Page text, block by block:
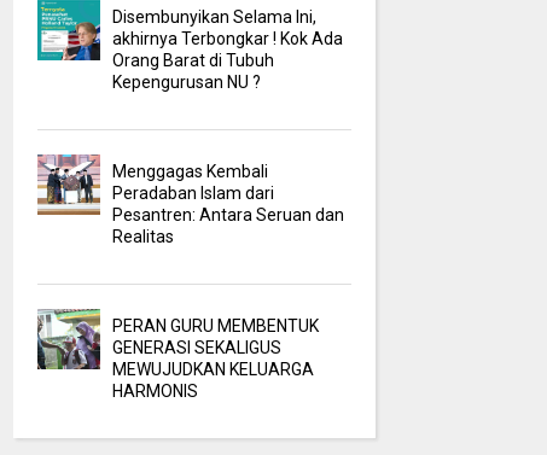
Disembunyikan Selama Ini,
akhirnya Terbongkar ! Kok Ada
Orang Barat di Tubuh
Kepengurusan NU ?
Menggagas Kembali
Peradaban Islam dari
Pesantren: Antara Seruan dan
Realitas
PERAN GURU MEMBENTUK
GENERASI SEKALIGUS
MEWUJUDKAN KELUARGA
HARMONIS